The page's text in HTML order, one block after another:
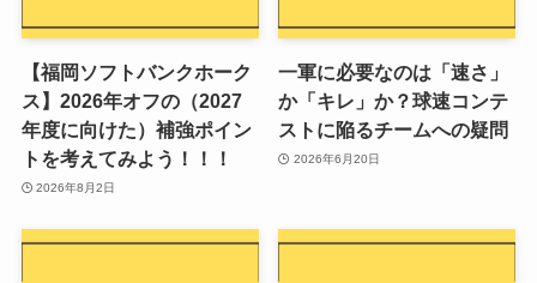
【福岡ソフトバンクホーク
ス】2026年オフの（2027
年度に向けた）補強ポイン
トを考えてみよう！！！
2026年8月2日
一軍に必要なのは「速さ」
か「キレ」か？球速コンテ
ストに陥るチームへの疑問
2026年6月20日